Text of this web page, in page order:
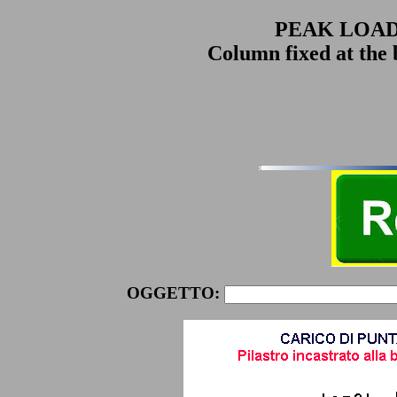
PEAK
Column fixed at the
OGGETTO: